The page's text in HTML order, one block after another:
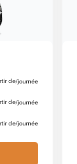
de/journée
de/journée
de/journée